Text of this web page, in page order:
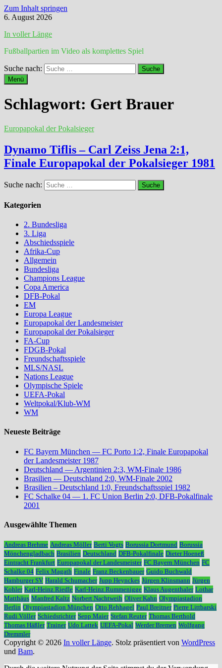
Zum Inhalt springen
6. August 2026
In voller Länge
Fußballpartien im Video als komplettes Spiel
Suche nach:
Menü
Schlagwort: Gert Brauer
Europapokal der Pokalsieger
Dynamo Tiflis – Carl Zeiss Jena 2:1,
Finale Europapokal der Pokalsieger 1981
Suche nach:
Kategorien
2. Bundesliga
3. Liga
Abschiedsspiele
Afrika-Cup
Allgemein
Bundesliga
Champions League
Copa America
DFB-Pokal
EM
Europa League
Europapokal der Landesmeister
Europapokal der Pokalsieger
FA-Cup
FDGB-Pokal
Freundschaftsspiele
MLS/NASL
Nations League
Olympische Spiele
UEFA-Pokal
Weltpokal/Klub-WM
WM
Neueste Beiträge
FC Bayern München — FC Porto 1:2, Finale Europapokal
der Landesmeister 1987
Deutschland — Argentinien 2:3, WM-Finale 1986
Brasilien — Deutschland 2:0, WM-Finale 2002
Brasilien – Deutschland 1:0, Freundschaftsspiel 1982
FC Schalke 04 — 1. FC Union Berlin 2:0, DFB-Pokalfinale
2001
Ausgewählte Themen
Andreas Brehme Andreas Möller Berti Vogts Borussia Dortmund Borussia
Mönchengladbach Brasilien Deutschland DFB-Pokalfinale Dieter Hoeneß
Eintracht Frankfurt Europapokal der Landesmeister FC Bayern München FC
Schalke 04 Felix Magath Finale Franz Beckenbauer Guido Buchwald
Hamburger SV Harald Schumacher Jupp Heynckes Jürgen Klinsmann Jürgen
Kohler Karl-Heinz Riedle Karl-Heinz Rummenigge Klaus Augenthaler Lothar
Matthäus Manfred Kaltz Norbert Nachtweih Oliver Kahn Olympiastadion
Berlin Olympiastadion München Otto Rehhagel Paul Breitner Pierre Littbarski
Rudi Völler Schiedsrichter Sepp Maier Stefan Reuter Thomas Berthold
Thomas Häßler Trainer Udo Lattek UEFA-Pokal Werder Bremen Wolfgang
Dremmler
Copyright © 2026 In voller Länge. Stolz präsentiert von WordPress
und Bam.